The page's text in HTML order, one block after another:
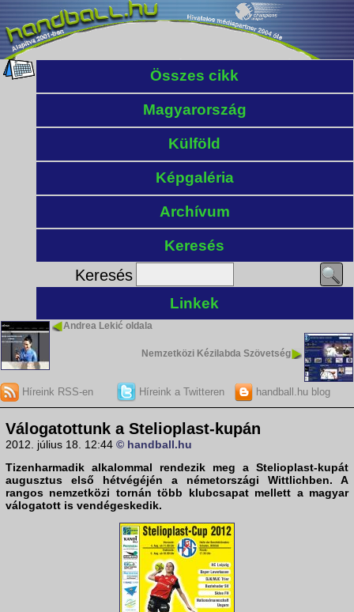
Összes cikk
Magyarország
Külföld
Képgaléria
Archívum
Keresés
Keresés
Linkek
Andrea Lekić oldala
Nemzetközi Kézilabda Szövetség
Híreink RSS-en Híreink a Twitteren handball.hu blog
Válogatottunk a Stelioplast-kupán
2012. július 18. 12:44 © handball.hu
Tizenharmadik alkalommal rendezik meg a Stelioplast-kupát
augusztus első hétvégéjén a németországi Wittlichben. A
rangos nemzetközi tornán több klubcsapat mellett a magyar
válogatott is vendégeskedik.